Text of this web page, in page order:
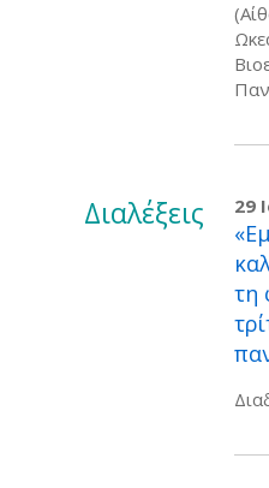
Διαλέξεις 29
τη